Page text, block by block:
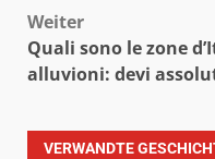
Weiter
Quali sono le zone
alluvioni: devi
VERWANDTE